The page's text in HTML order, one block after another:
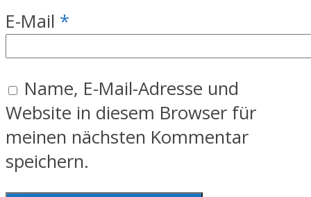
E-Mail *
Name, E-Mail-Adresse und
Website in diesem Browser für
meinen nächsten Kommentar
speichern.